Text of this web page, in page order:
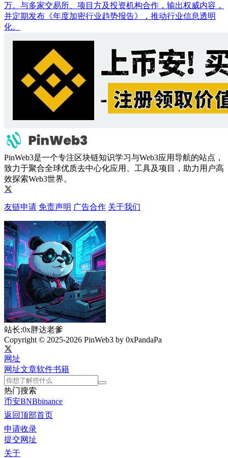
万。与多家交易所、项目方及投资机构合作，输出权威内容，
并定期发布《年度加密行业趋势报告》，推动行业信息透明
化。
PinWeb3是一个专注区块链知识学习与Web3应用导航的站点，
致力于聚合全球优质去中心化应用、工具及项目，助力用户高
效探索Web3世界。
友链申请 免责声明 广告合作 关于我们
站长:0x胖达老爹
Copyright © 2025-2026 PinWeb3 by 0xPandaPa
网址
网址文章软件书籍
热门搜索
币安BNBbinance
返回顶部首页
申请收录
提交网址
关于